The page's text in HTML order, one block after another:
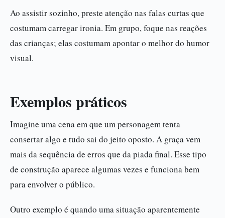
Ao assistir sozinho, preste atenção nas falas curtas que
costumam carregar ironia. Em grupo, foque nas reações
das crianças; elas costumam apontar o melhor do humor
visual.
Exemplos práticos
Imagine uma cena em que um personagem tenta
consertar algo e tudo sai do jeito oposto. A graça vem
mais da sequência de erros que da piada final. Esse tipo
de construção aparece algumas vezes e funciona bem
para envolver o público.
Outro exemplo é quando uma situação aparentemente